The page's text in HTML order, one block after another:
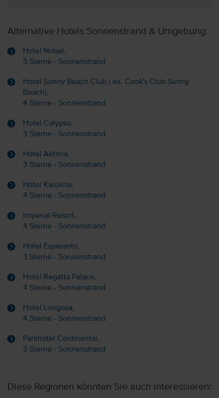
Alternative Hotels Sonnenstrand & Umgebung:
Hotel Nobel,
5 Sterne - Sonnenstrand
Hotel Sunny Beach Club ( ex. Cook's Club Sunny
Beach),
4 Sterne - Sonnenstrand
Hotel Calypso,
3 Sterne - Sonnenstrand
Hotel Aktinia,
3 Sterne - Sonnenstrand
Hotel Karolina,
4 Sterne - Sonnenstrand
Imperial Resort,
4 Sterne - Sonnenstrand
Hotel Esperanto,
3 Sterne - Sonnenstrand
Hotel Regatta Palace,
4 Sterne - Sonnenstrand
Hotel Longosa,
4 Sterne - Sonnenstrand
Parkhotel Continental,
3 Sterne - Sonnenstrand
Diese Regionen könnten Sie auch interessieren: